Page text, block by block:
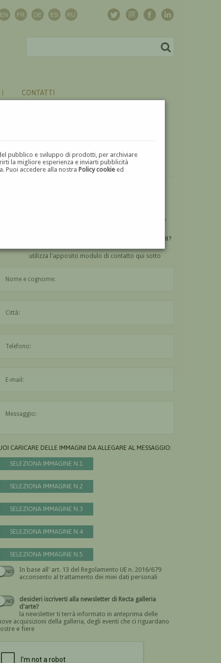
pubblico e sviluppo di prodotti, per archiviare
la migliore esperienza e inviarti pubblicità
Puoi accedere alla nostraPolicy cookie ed
CONTATTI
UN'OPERA DI AMEDEO BOCCHI?
UN'OPERA DI AMEDEO BOCCHI?
utilizza l'apposito modulo di contatto qui sotto
CARICARE DELLE IMMAGINI DA ALLEGARE AL MESSAGGIO:
SELEZIONA IMMAGINE N.1
SELEZIONA IMMAGINE N.2
SELEZIONA IMMAGINE N.3
SELEZIONA IMMAGINE N.4
SELEZIONA IMMAGINE N.5
In base all' art. 13 del Regolamento UE n. 2016/679
acconsento al trattamento dei miei dati personali
Devi dare il consenso
desideri iscriverti alla newsletter di Recta galleria
d'arte?
la newsletter ti terrà informato in anteprima delle
acquisizioni della galleria, degli eventi che ci riguardano
e fiere